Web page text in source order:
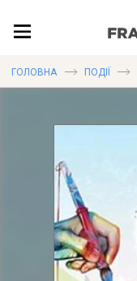
ПУБЛІКАЦІЇ
ГОЛОВНА ПОДІЇ